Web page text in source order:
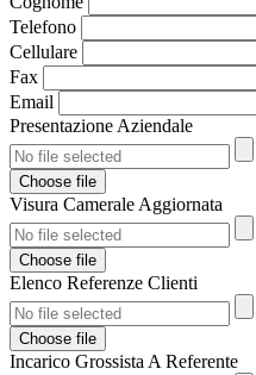
Telefono
Cellulare
Fax
Email
Presentazione Aziendale
Choose file
Visura Camerale Aggiornata
Choose file
Elenco Referenze Clienti
Choose file
Incarico Grossista A Referente